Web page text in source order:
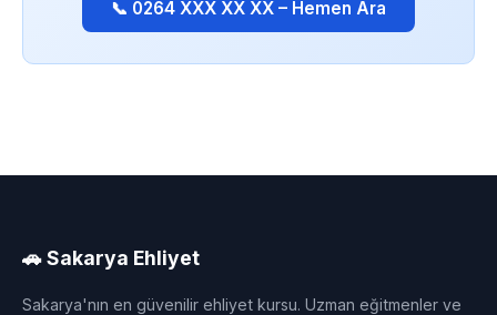
📞 0264 XXX XX XX – Hemen Ara
🚗 Sakarya Ehliyet
Sakarya'nın en güvenilir ehliyet kursu. Uzman eğitmenler ve